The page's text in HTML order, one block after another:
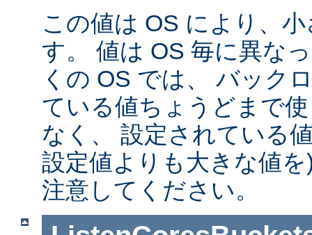
この値は OS により、
す。 値は OS 毎に異な
くの OS では、 バック
ている値ちょうどまで
なく、 設定されている
設定値よりも大きな値
注意してください。